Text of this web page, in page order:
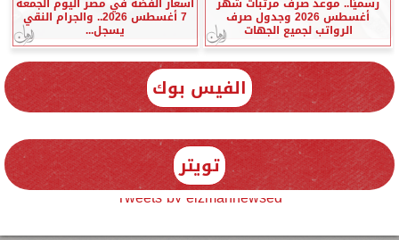
أغسطس 2026 وجدول صرف
الرواتب لجميع الجهات
7 أغسطس 2026.. والجرام النقي
يسجل...
الفيس بوك
تويتر
Tweets by elzmannewseg